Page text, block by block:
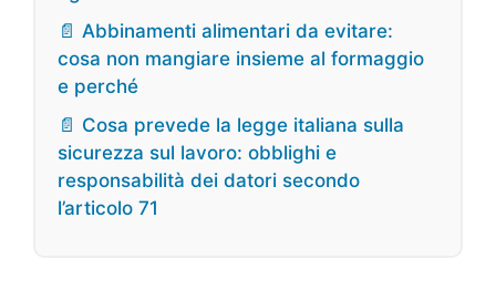
📄 Abbinamenti alimentari da evitare:
cosa non mangiare insieme al formaggio
e perché
📄 Cosa prevede la legge italiana sulla
sicurezza sul lavoro: obblighi e
responsabilità dei datori secondo
l’articolo 71